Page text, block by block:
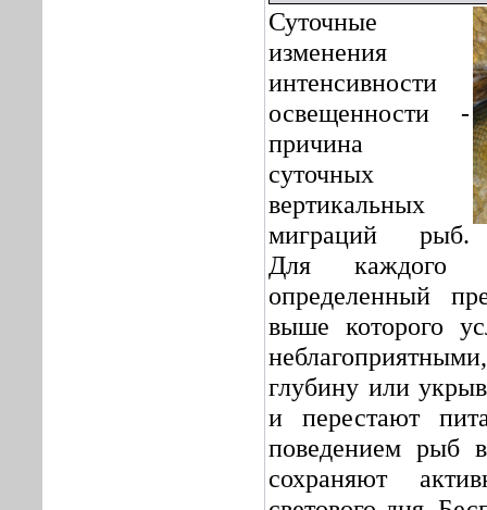
Суточные
изменения
интенсивности
освещенности -
причина
суточных
вертикальных
миграций рыб.
Для каждого
определенный
выше которого
глубину или
и перестают
поведением рыб
сохраняют